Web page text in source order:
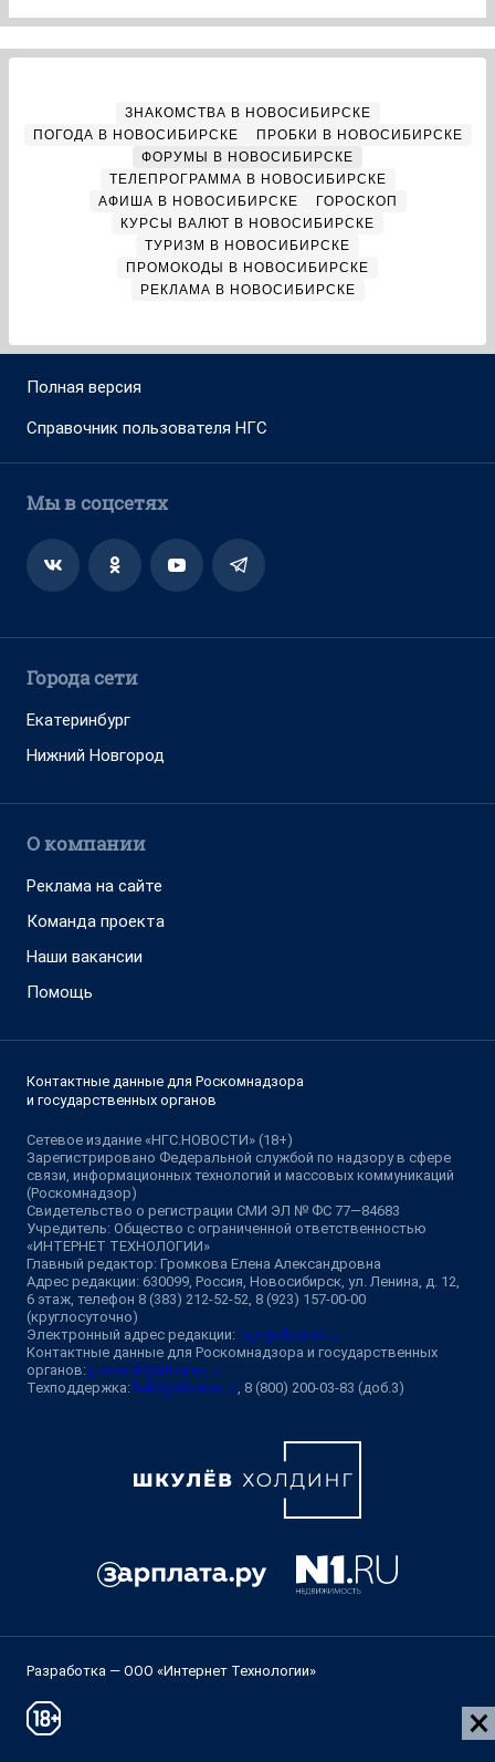
ЗНАКОМСТВА В НОВОСИБИРСКЕ
ПОГОДА В НОВОСИБИРСКЕ
ПРОБКИ В НОВОСИБИРСКЕ
ФОРУМЫ В НОВОСИБИРСКЕ
ТЕЛЕПРОГРАММА В НОВОСИБИРСКЕ
АФИША В НОВОСИБИРСКЕ
ГОРОСКОП
КУРСЫ ВАЛЮТ В НОВОСИБИРСКЕ
ТУРИЗМ В НОВОСИБИРСКЕ
ПРОМОКОДЫ В НОВОСИБИРСКЕ
РЕКЛАМА В НОВОСИБИРСКЕ
Полная версия
Справочник пользователя НГС
Мы в соцсетях
Города сети
Екатеринбург
Нижний Новгород
О компании
Реклама на сайте
Команда проекта
Наши вакансии
Помощь
Контактные данные для Роскомнадзора
и государственных органов
Сетевое издание «НГС.НОВОСТИ» (18+)
Зарегистрировано Федеральной службой по надзору в сфере
связи, информационных технологий и массовых коммуникаций
(Роскомнадзор)
Свидетельство о регистрации СМИ ЭЛ № ФС 77—84683
Учредитель: Общество с ограниченной ответственностью
«ИНТЕРНЕТ ТЕХНОЛОГИИ»
Главный редактор: Громкова Елена Александровна
Адрес редакции: 630099, Россия, Новосибирск, ул. Ленина, д. 12,
6 этаж, телефон 8 (383) 212-52-52, 8 (923) 157-00-00
(круглосуточно)
Электронный адрес редакции: ngs@shkulev.ru
Контактные данные для Роскомнадзора и государственных
органов: juristnsk@shkulev.ru
Техподдержка: help@shkulev.ru , 8 (800) 200-03-83 (доб.3)
Разработка — ООО «Интернет Технологии»